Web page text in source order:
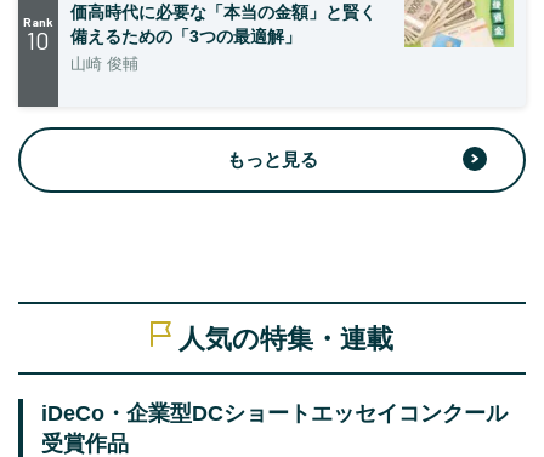
Rank
10
価高時代に必要な「本当の金額」と賢く
備えるための「3つの最適解」
山崎 俊輔
もっと見る
人気の特集・連載
iDeCo・企業型DCショートエッセイコンクール
受賞作品